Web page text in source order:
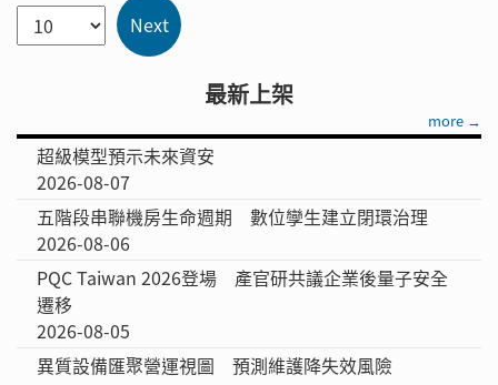
進行調整。
最新上架
more →
超級模型預示未來資安
2026-08-07
五階段串聯機房生命週期 數位孿生建立閉環治理
2026-08-06
PQC Taiwan 2026登場 產官研共議企業後量子安全
遷移
2026-08-05
異質設備匯聚營運視圖 預測維護降失效風險